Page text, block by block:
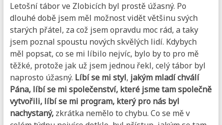
Letošní tábor ve Zlobicích byl prostě úžasný. Po
dlouhé době jsem měl možnost vidět většinu svých
starých přátel, za což jsem opravdu moc rád, a taky
jsem poznal spoustu nových skvělých lidí. Kdybych
měl popsat, co se mi líbilo nejvíc, bylo by to pro mě
těžké, protože jak už jsem jednou řekl, celý tábor byl
naprosto úžasný. Líbí se mi styl, jakým mladí chválí
Pána, líbí se mi společenství, které jsme tam společně
vytvořili, líbí se mi program, který pro nás byl
nachystaný,zkrátka nemělo to chybu. Co se mě v